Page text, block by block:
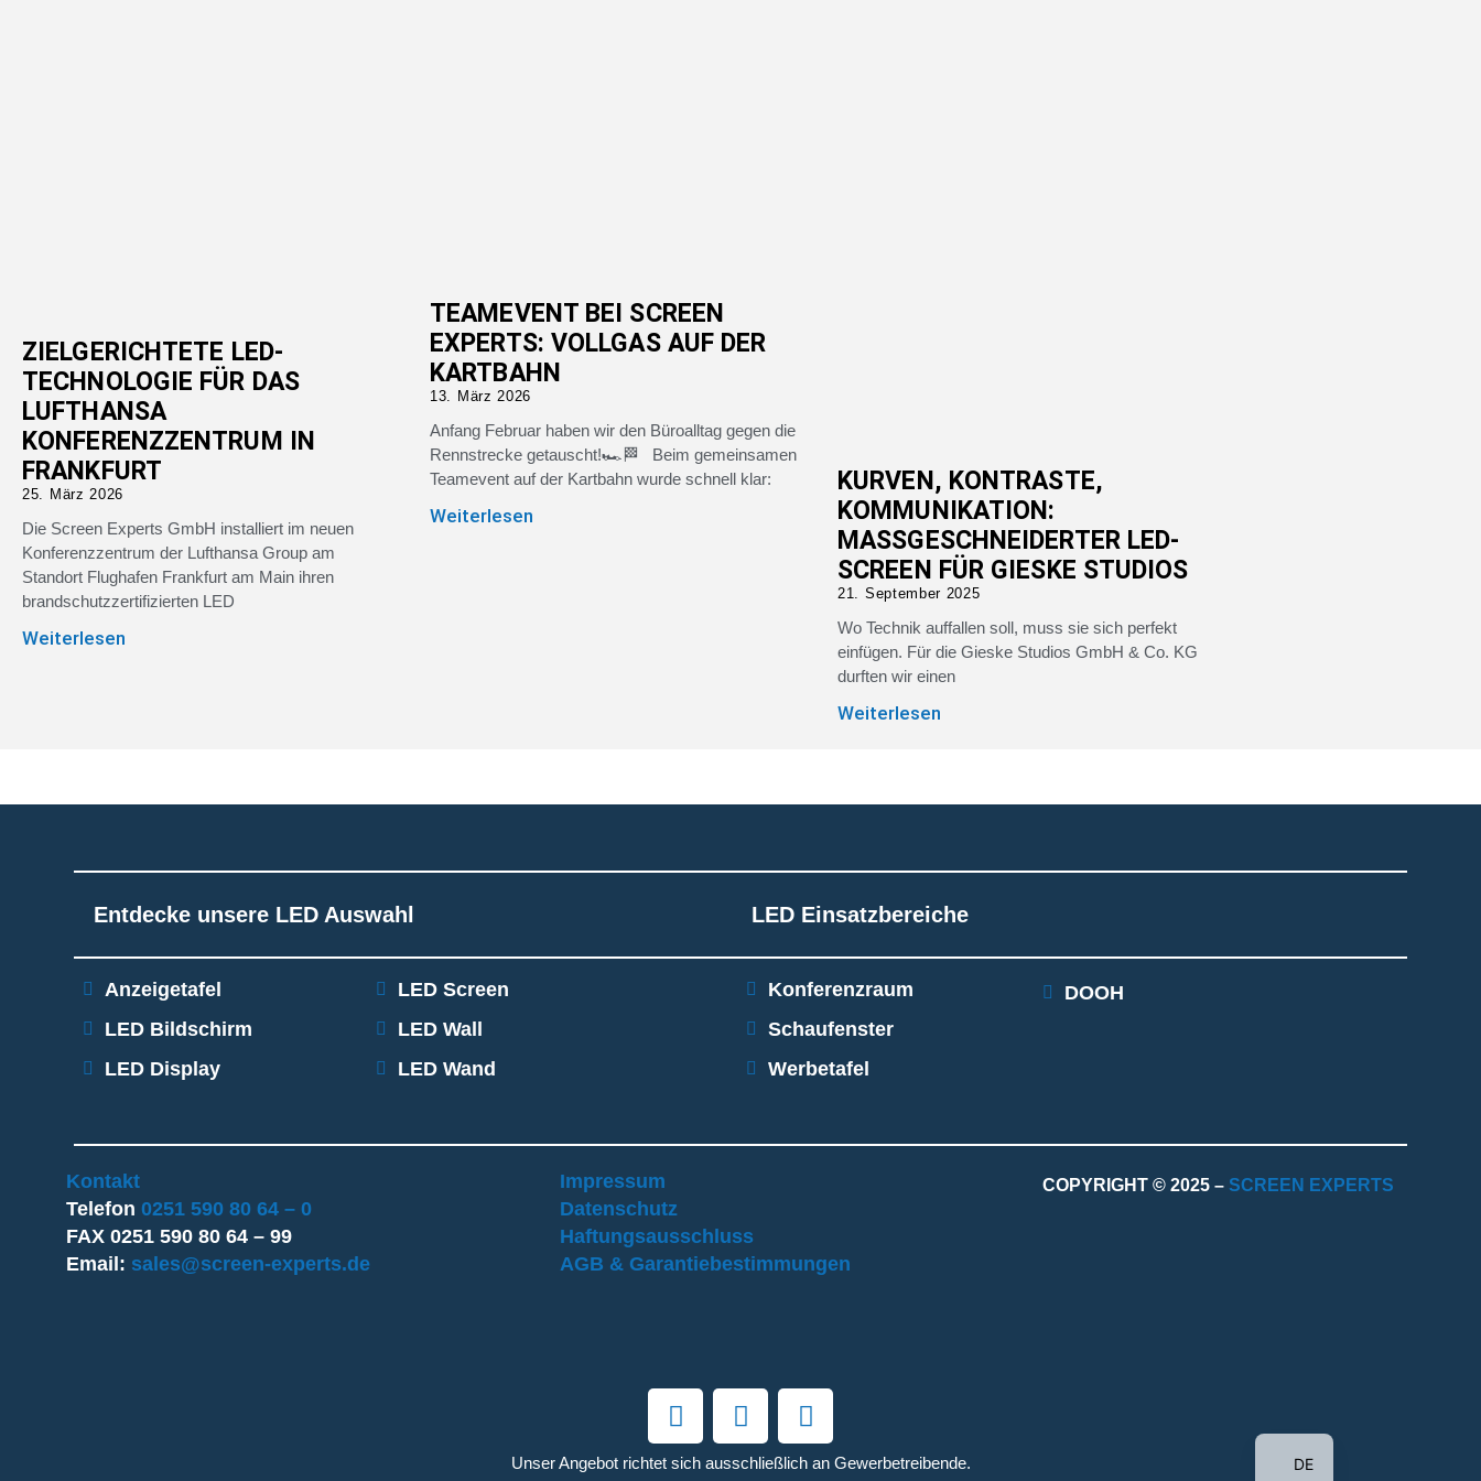
ZIELGERICHTETE LED-
TECHNOLOGIE FÜR DAS
LUFTHANSA
KONFERENZZENTRUM IN
FRANKFURT
25. März 2026
Die Screen Experts GmbH installiert im neuen
Konferenzzentrum der Lufthansa Group am
Standort Flughafen Frankfurt am Main ihren
brandschutzzertifizierten LED
Weiterlesen
TEAMEVENT BEI SCREEN
EXPERTS: VOLLGAS AUF DER
KARTBAHN
13. März 2026
Anfang Februar haben wir den Büroalltag gegen die
Rennstrecke getauscht!🏎️🏁 Beim gemeinsamen
Teamevent auf der Kartbahn wurde schnell klar:
Weiterlesen
KURVEN, KONTRASTE,
KOMMUNIKATION:
MASSGESCHNEIDERTER LED-S
CREEN FÜR GIESKE STUDIOS
21. September 2025
Wo Technik auffallen soll, muss sie sich perfekt
einfügen. Für die Gieske Studios GmbH & Co. KG
durften wir einen
Weiterlesen
Entdecke unsere LED Auswahl LED Einsatzbereiche
Anzeigetafel
LED Bildschirm​
LED Display
LED Screen
LED Wall
LED Wand
Konferenzraum
Schaufenster
Werbetafel
DOOH
Kontakt
Telefon 0251 590 80 64 – 0
FAX 0251 590 80 64 – 99
Email: sales@screen-experts.de
Impressum
Datenschutz
Haftungsausschluss
AGB & Garantiebestimmungen
COPYRIGHT © 2025 – SCREEN EXPERTS
Unser Angebot richtet sich ausschließlich an Gewerbetreibende. DE